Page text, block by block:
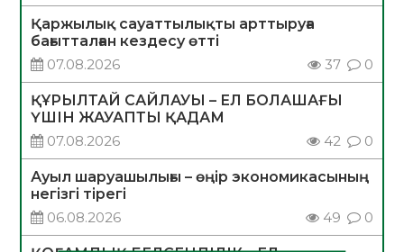
Қаржылық сауаттылықты арттыруға
бағытталған кездесу өтті
07.08.2026
37 0
ҚҰРЫЛТАЙ САЙЛАУЫ – ЕЛ БОЛАШАҒЫ
ҮШІН ЖАУАПТЫ ҚАДАМ
07.08.2026
42 0
Ауыл шаруашылығы – өңір экономикасының
негізгі тірегі
06.08.2026
49 0